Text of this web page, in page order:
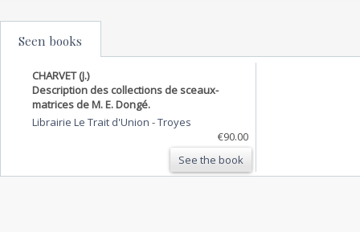
Seen books
CHARVET (J.)
Description des collections de sceaux-
matrices de M. E. Dongé.
Librairie Le Trait d'Union -Troyes
€90.00
See the book